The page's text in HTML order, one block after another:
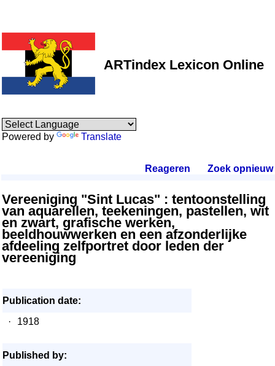
ARTindex Lexicon Online
Powered by Translate
Reageren Zoek opnieuw.
Vereeniging "Sint Lucas" : tentoonstelling
van aquarellen, teekeningen, pastellen, wit
en zwart, grafische werken,
beeldhouwwerken en een afzonderlijke
afdeeling zelfportret door leden der
vereeniging
Publication date:
·
1918
Published by: